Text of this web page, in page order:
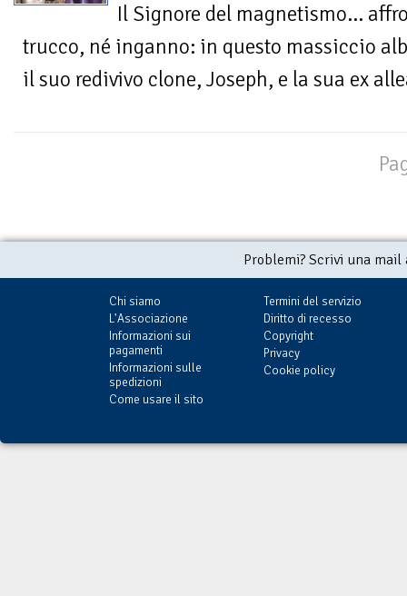
Il Signore del magnetismo…
trucco, né inganno: in questo massiccio
il suo redivivo clone, Joseph, e la sua ex
Problemi? Scrivi una
Chi siamo
L'Associazione
Informazioni sui
pagamenti
Informazioni sulle
spedizioni
Come usare il sito
Termini del servizio
Diritto di recesso
Copyright
Privacy
Cookie policy